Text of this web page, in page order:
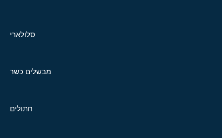
סלולארי
מבשלים כשר
חתולים